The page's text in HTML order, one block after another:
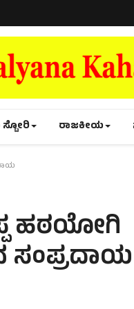
ಸ್ಟೋರಿ ರಾಜಕೀಯ
ಹಠಯೋಗಿ
ಸಂಪ್ರದಾಯ